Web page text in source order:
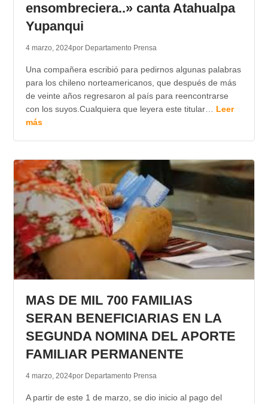
ensombreciera..» canta Atahualpa
Yupanqui
4 marzo, 2024por Departamento Prensa
Una compañera escribió para pedirnos algunas palabras
para los chileno norteamericanos, que después de más
de veinte años regresaron al país para reencontrarse
con los suyos.Cualquiera que leyera este titular… Leer
más
MAS DE MIL 700 FAMILIAS
SERAN BENEFICIARIAS EN LA
SEGUNDA NOMINA DEL APORTE
FAMILIAR PERMANENTE
4 marzo, 2024por Departamento Prensa
A partir de este 1 de marzo, se dio inicio al pago del